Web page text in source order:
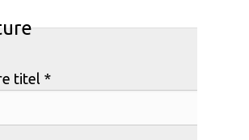
titel *